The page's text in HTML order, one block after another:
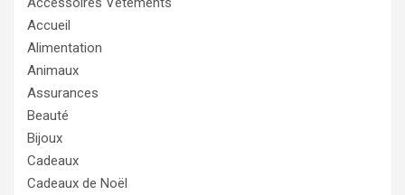
Accueil
Alimentation
Animaux
Assurances
Beauté
Bijoux
Cadeaux
Cadeaux de Noël